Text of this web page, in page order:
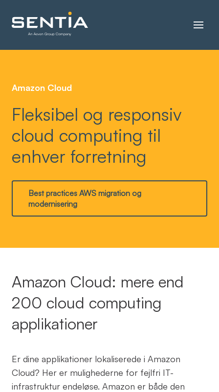
Amazon Cloud
Fleksibel og responsiv
cloud computing til
enhver forretning
Best practices AWS migration og
modernisering
Amazon Cloud: mere end
200 cloud computing
applikationer
Er dine applikationer lokaliserede i Amazon
Cloud? Her er mulighederne for fejlfri IT-
infrastruktur endeløse. Amazon er både den